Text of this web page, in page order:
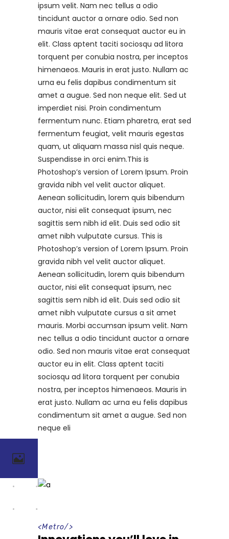
ipsum velit. Nam nec tellus a odio
tincidunt auctor a ornare odio. Sed non
mauris vitae erat consequat auctor eu in
elit. Class aptent taciti sociosqu ad litora
torquent per conubia nostra, per inceptos
himenaeos. Mauris in erat justo. Nullam ac
urna eu felis dapibus condimentum sit
amet a augue. Sed non neque elit. Sed ut
imperdiet nisi. Proin condimentum
fermentum nunc. Etiam pharetra, erat sed
fermentum feugiat, velit mauris egestas
quam, ut aliquam massa nisl quis neque.
Suspendisse in orci enim.This is
Photoshop’s version of Lorem Ipsum. Proin
gravida nibh vel velit auctor aliquet.
Aenean sollicitudin, lorem quis bibendum
auctor, nisi elit consequat ipsum, nec
sagittis sem nibh id elit. Duis sed odio sit
amet nibh vulputate cursus. This is
Photoshop’s version of Lorem Ipsum. Proin
gravida nibh vel velit auctor aliquet.
Aenean sollicitudin, lorem quis bibendum
auctor, nisi elit consequat ipsum, nec
sagittis sem nibh id elit. Duis sed odio sit
amet nibh vulputate cursus a sit amet
mauris. Morbi accumsan ipsum velit. Nam
nec tellus a odio tincidunt auctor a ornare
odio. Sed non mauris vitae erat consequat
auctor eu in elit. Class aptent taciti
sociosqu ad litora torquent per conubia
nostra, per inceptos himenaeos. Mauris in
erat justo. Nullam ac urna eu felis dapibus
condimentum sit amet a augue. Sed non
neque eli
<Metro/>